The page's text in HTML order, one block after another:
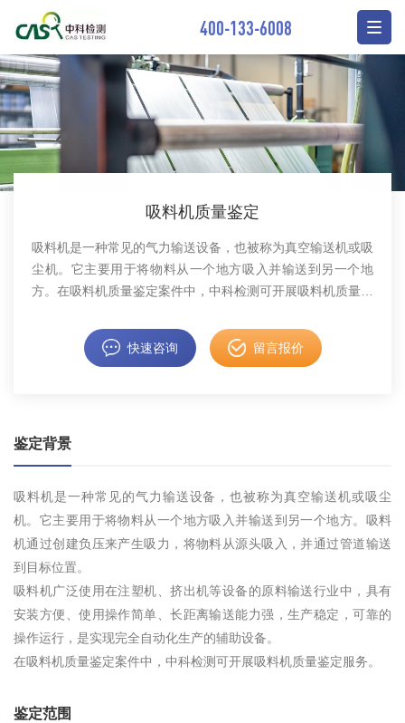
400-133-6008
吸料机质量鉴定
吸料机是一种常见的气力输送设备，也被称为真空输送机或吸
尘机。它主要用于将物料从一个地方吸入并输送到另一个地
方。在吸料机质量鉴定案件中，中科检测可开展吸料机质量鉴
快速咨询 留言报价
鉴定背景
吸料机是一种常见的气力输送设备，也被称为真空输送机或吸尘
机。它主要用于将物料从一个地方吸入并输送到另一个地方。吸料
机通过创建负压来产生吸力，将物料从源头吸入，并通过管道输送
到目标位置。
吸料机广泛使用在注塑机、挤出机等设备的原料输送行业中，具有
安装方便、使用操作简单、长距离输送能力强，生产稳定，可靠的
操作运行，是实现完全自动化生产的辅助设备。
在吸料机质量鉴定案件中，中科检测可开展吸料机质量鉴定服务。
鉴定范围